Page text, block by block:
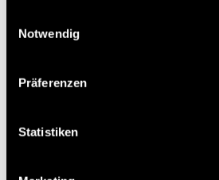
Notwendig
Präferenzen
Statistiken
Ähnliche Artikel